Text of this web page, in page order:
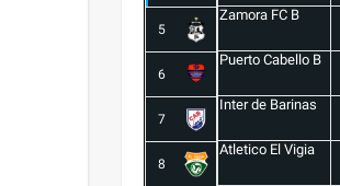
5
Zamora FC B
6
Puerto Cabello B
7
Inter de Barinas
8
Atletico El Vigia